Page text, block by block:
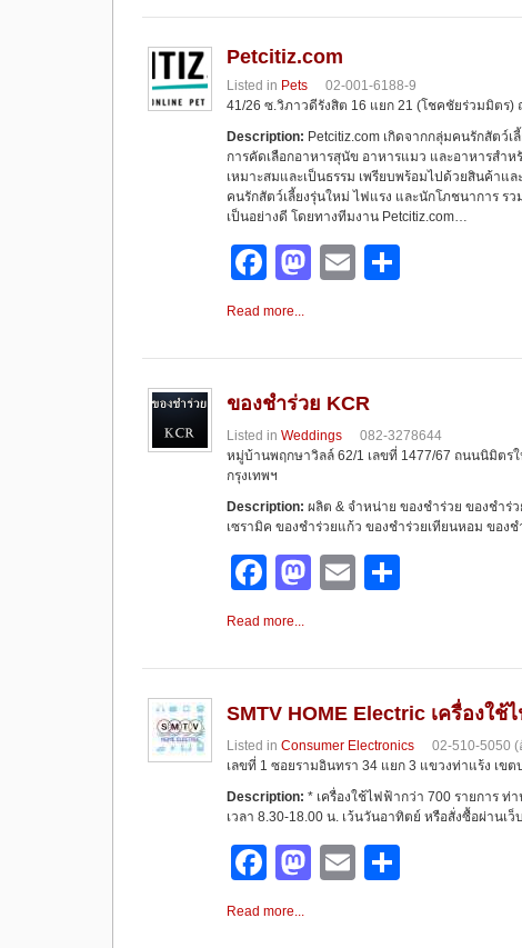
e
b
o
o
k
o
d
o
n
e
Petcitiz.com
Listed in Pets
02-001-6188-9
41/26 ซ.วิภาวดีรังสิต 16 แยก 21 (โชคชัยร่วมมิตร)
Description: Petcitiz.com เกิดจากกลุ่มคนรักสัตว์
การคัดเลือกอาหารสุนัข อาหารแมว และอาหารสำ
เหมาะสมและเป็นธรรม เพรียบพร้อมไปด้วยสินค้า
คนรักสัตว์เลี้ยงรุ่นใหม่ ไฟแรง และนักโภชนาการ ร
เป็นอย่างดี โดยทางทีมงาน Petcitiz.com…
F
a
e
b
o
o
k
M
o
d
o
E
e
Read more...
ของชำร่วย KCR
Listed in Weddings
082-3278644
หมู่บ้านพฤกษาวิลล์ 62/1 เลขที่ 1477/67 ถนนนิมิตร
กรุงเทพฯ
Description: ผลิต & จำหน่าย ของชำร่วย ของชำร่
เซรามิค ของชำร่วยแก้ว ของชำร่วยเทียนหอม ของ
F
a
e
b
o
o
k
M
o
d
o
n
E
e
Read more...
SMTV HOME Electric เครื่องใช้
Listed in Consumer Electronics
02-510-5050
เลขที่ 1 ซอยรามอินทรา 34 แยก 3 แขวงท่าแร้ง เขต
Description: * เครื่องใช้ไฟฟ้ากว่า 700 รายการ ท่
เวลา 8.30-18.00 น. เว้นวันอาทิตย์ หรือสั่งซื้อผ่านเ
F
a
M
E
Read more...